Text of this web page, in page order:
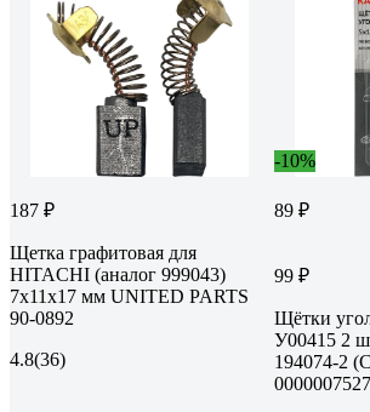
187 ₽
Щетка графитовая для
HITACHI (аналог 999043)
7x11x17 мм UNITED PARTS
90-0892
4.8(36)
-10%
89 ₽
99 ₽
Щётки
У00415 2
194074-2